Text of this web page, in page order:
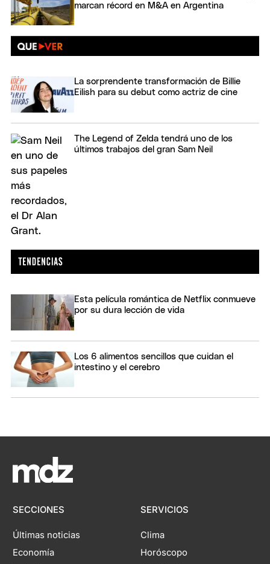
marcan récord en M&A en Argentina
La sorprendente transformación de Billie
Eilish para su debut como actriz de cine
The Legend of Zelda tendrá uno de los
últimos trabajos del gran Sam Neil
Esta película romántica de Netflix conmueve
por su dura lección de vida
Los 6 alimentos sencillos que cuidan el
intestino y el cerebro
SECCIONES
Últimas noticias
Economía
SERVICIOS
Clima
Horóscopo